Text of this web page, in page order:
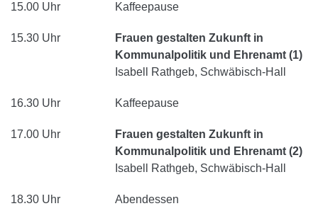
15.00 Uhr Kaffeepause
15.30 Uhr
Frauen gestalten Zukunft in
Kommunalpolitik und Ehrenamt (1)
Isabell Rathgeb, Schwäbisch-Hall
16.30 Uhr Kaffeepause
17.00 Uhr
Frauen gestalten Zukunft in
Kommunalpolitik und Ehrenamt (2)
Isabell Rathgeb, Schwäbisch-Hall
18.30 Uhr Abendessen